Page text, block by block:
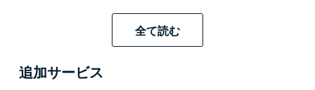
非常に広い緑地に隣接する2,000平方メートルの
プライベートガーデンの快適な静けさに包まれ
たこの不動産には、レクリエーションとリラク
ゼーションのためのバーベキューと卓球台を備
全て読む
追加サービス